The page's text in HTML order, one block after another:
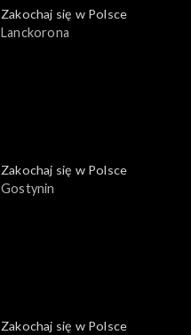
Zakochaj się w Polsce
Lanckorona
Zakochaj się w Polsce
Gostynin
Zakochaj się w Polsce